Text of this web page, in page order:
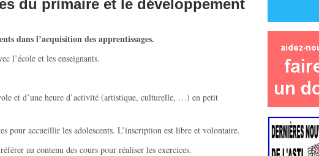
du primaire et le développement
dans l’acquisition des apprentissages.
l’école et les enseignants.
et d’une heure d’activité (artistique, culturelle, …) en petit
pour accueillir les adolescents. L’inscription est libre et volontaire.
au contenu des cours pour réaliser les exercices.